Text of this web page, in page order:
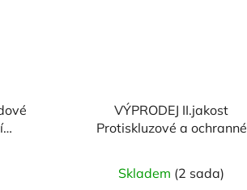
VÝPRODEJ II.jakost
Protiskluzové a ochranné
pár
Skladem (2 sada)